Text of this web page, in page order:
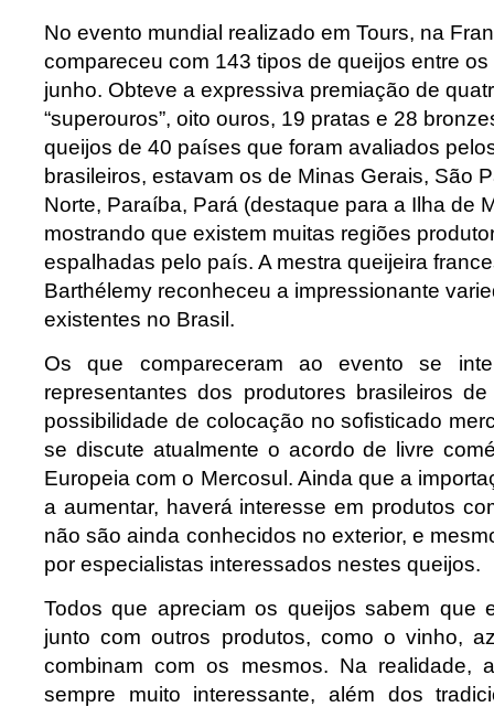
No evento mundial realizado em Tours, na
compareceu com 143 tipos de queijos entre
junho. Obteve a expressiva premiação de
“superouros”, oito ouros, 19 pratas e 28
queijos de 40 países que foram avaliados
brasileiros, estavam os de Minas Gerais, São
Norte, Paraíba, Pará (destaque para a Ilha de
mostrando que existem muitas regiões
espalhadas pelo país. A mestra queijeira
Barthélemy reconheceu a impressionante
existentes no Brasil.
Os que compareceram ao evento se
representantes dos produtores brasileiros
possibilidade de colocação no sofisticado
se discute atualmente o acordo de livre
Europeia com o Mercosul. Ainda que a
a aumentar, haverá interesse em produtos
não são ainda conhecidos no exterior, e
por especialistas interessados nestes queijos.
Todos que apreciam os queijos sabem que
junto com outros produtos, como o vinho,
combinam com os mesmos. Na realidade,
sempre muito interessante, além dos